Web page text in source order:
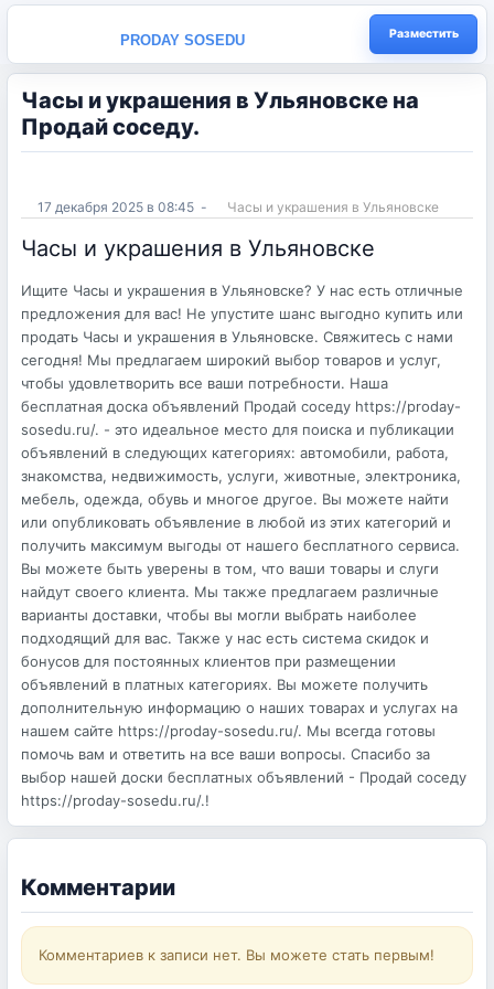
PRODAY SOSEDU Разместить
Часы и украшения в Ульяновске на
Продай соседу.
17 декабря 2025 в 08:45 - Часы и украшения в Ульяновске
Часы и украшения в Ульяновске
Ищите Часы и украшения в Ульяновске? У нас есть отличные
предложения для вас! Не упустите шанс выгодно купить или
продать Часы и украшения в Ульяновске. Свяжитесь с нами
сегодня! Мы предлагаем широкий выбор товаров и услуг,
чтобы удовлетворить все ваши потребности. Наша
бесплатная доска объявлений Продай соседу https://proday-
sosedu.ru/. - это идеальное место для поиска и публикации
объявлений в следующих категориях: автомобили, работа,
знакомства, недвижимость, услуги, животные, электроника,
мебель, одежда, обувь и многое другое. Вы можете найти
или опубликовать объявление в любой из этих категорий и
получить максимум выгоды от нашего бесплатного сервиса.
Вы можете быть уверены в том, что ваши товары и слуги
найдут своего клиента. Мы также предлагаем различные
варианты доставки, чтобы вы могли выбрать наиболее
подходящий для вас. Также у нас есть система скидок и
бонусов для постоянных клиентов при размещении
объявлений в платных категориях. Вы можете получить
дополнительную информацию о наших товарах и услугах на
нашем сайте https://proday-sosedu.ru/. Мы всегда готовы
помочь вам и ответить на все ваши вопросы. Спасибо за
выбор нашей доски бесплатных объявлений - Продай соседу
https://proday-sosedu.ru/.!
Комментарии
Комментариев к записи нет. Вы можете стать первым!